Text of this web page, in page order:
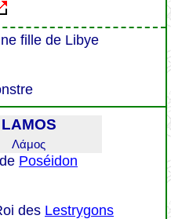
fille de Libye
LAMOS
Λάμος
Poséidon
des Lestrygons